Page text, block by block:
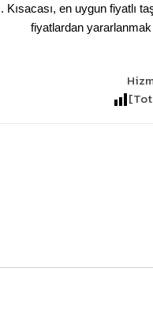
en uygun fiyatlı
fiyatlardan